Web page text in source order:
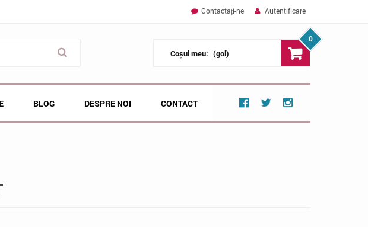
Autentificare
Contactați-ne
Coșul meu:
0
(gol)
BLOG DESPRE NOI CONTACT